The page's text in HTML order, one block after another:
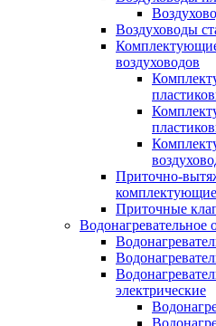
Воздуховоды
воздуховодов
Приточно-
комплектующие
Приточные
Водонагревательное
электрические